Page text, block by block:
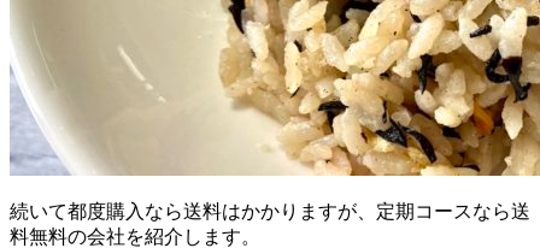
続いて都度購入なら送料はかかりますが、定期コースなら送
料無料の会社を紹介 します。